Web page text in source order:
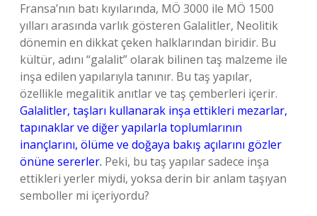
Fransa’nın batı kıyılarında, MÖ 3000 ile MÖ 1500
yılları arasında varlık gösteren Galalitler, Neolitik
dönemin en dikkat çeken halklarından biridir. Bu
kültür, adını “galalit” olarak bilinen taş malzeme ile
inşa edilen yapılarıyla tanınır. Bu taş yapılar,
özellikle megalitik anıtlar ve taş çemberleri içerir.
Galalitler, taşları kullanarak inşa ettikleri mezarlar,
tapınaklar ve diğer yapılarla toplumlarının
inançlarını, ölüme ve doğaya bakış açılarını gözler
önüne sererler. Peki, bu taş yapılar sadece inşa
ettikleri yerler miydi, yoksa derin bir anlam taşıyan
semboller mi içeriyordu?